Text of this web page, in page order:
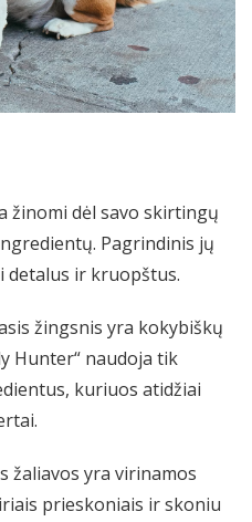
žinomi dėl savo skirtingų
Pagrindinis jų
detalus ir kruopštus.
žingsnis yra kokybiškų
Hunter“ naudoja tik
kuriuos atidžiai
žaliavos yra virinamos
prieskoniais ir skoniu